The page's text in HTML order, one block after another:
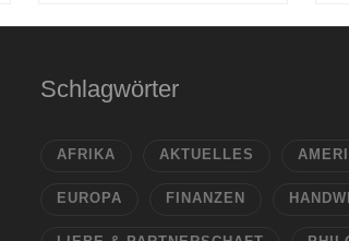
Schlagwörter
AFRIKA AKTUELLES
EUROPA FINANZEN